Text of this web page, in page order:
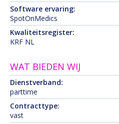
Software ervaring:
SpotOnMedics
Kwaliteitsregister:
KRF NL
WAT BIEDEN WIJ
Dienstverband:
parttime
Contracttype:
vast